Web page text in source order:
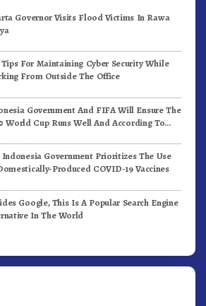
Governor Visits Flood Victims In Rawa
Tips For Maintaining Cyber Security While
From Outside The Office
Government And FIFA Will Ensure The
World Cup Runs Well And According To
Indonesia Government Prioritizes The Use
Produced COVID-19 Vaccines
Google, This Is A Popular Search Engine
In The World